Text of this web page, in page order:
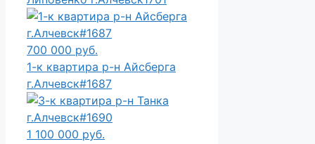
700 000 руб.
1-к квартира р-н Айсберга
г.Алчевск#1687
1 100 000 руб.